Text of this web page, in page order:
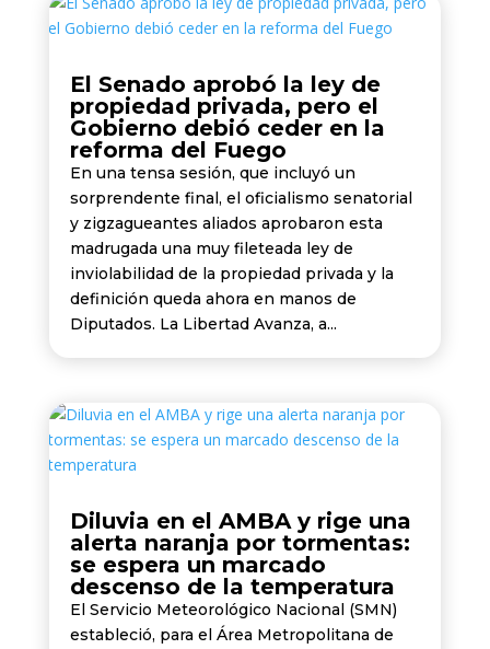
El Senado aprobó la ley de
propiedad privada, pero el
Gobierno debió ceder en la
reforma del Fuego
En una tensa sesión, que incluyó un
sorprendente final, el oficialismo senatorial
y zigzagueantes aliados aprobaron esta
madrugada una muy fileteada ley de
inviolabilidad de la propiedad privada y la
definición queda ahora en manos de
Diputados. La Libertad Avanza, a...
Diluvia en el AMBA y rige una
alerta naranja por tormentas:
se espera un marcado
descenso de la temperatura
El Servicio Meteorológico Nacional (SMN)
estableció, para el Área Metropolitana de